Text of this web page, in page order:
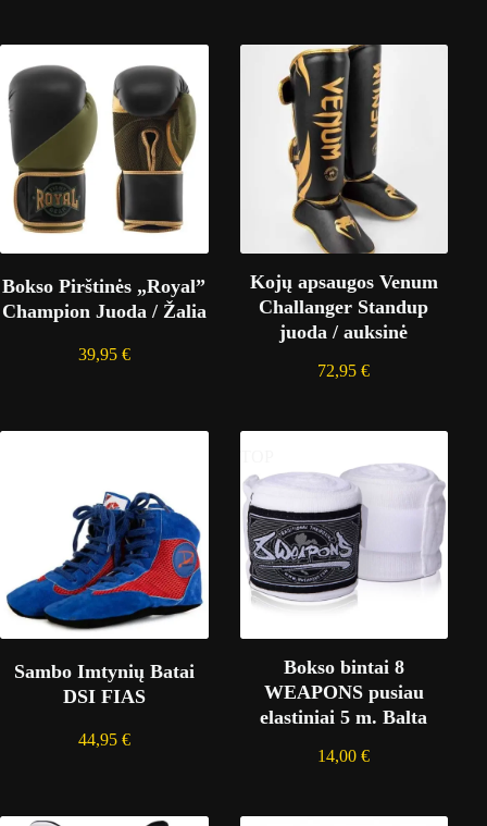
Bokso Pirštinės „Royal”
Champion Juoda / Žalia
39,95 €
Kojų apsaugos Venum
Challanger Standup
juoda / auksinė
72,95€
Sambo Imtynių Batai
DSI FIAS
44,95 €
Bokso bintai 8
WEAPONS pusiau
elastiniai 5 m. Balta
14,00€